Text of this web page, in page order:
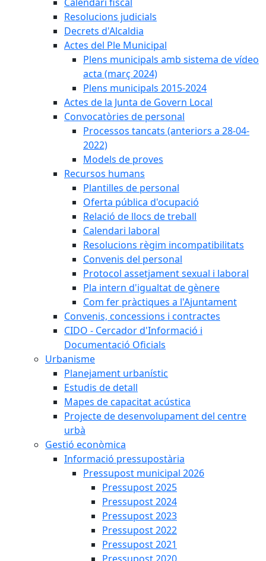
Resolucions judicials
Decrets d'Alcaldia
Actes del Ple Municipal
Plens municipals amb sistema de vídeo
acta (març 2024)
Plens municipals 2015-2024
Actes de la Junta de Govern Local
Convocatòries de personal
Processos tancats (anteriors a 28-04-
2022)
Models de proves
Recursos humans
Plantilles de personal
Oferta pública d'ocupació
Relació de llocs de treball
Calendari laboral
Resolucions règim incompatibilitats
Convenis del personal
Protocol assetjament sexual i laboral
Pla intern d'igualtat de gènere
Com fer pràctiques a l'Ajuntament
Convenis, concessions i contractes
CIDO - Cercador d'Informació i
Documentació Oficials
Urbanisme
Planejament urbanístic
Estudis de detall
Mapes de capacitat acústica
Projecte de desenvolupament del centre
urbà
Gestió econòmica
Informació pressupostària
Pressupost municipal 2026
Pressupost 2025
Pressupost 2024
Pressupost 2023
Pressupost 2022
Pressupost 2021